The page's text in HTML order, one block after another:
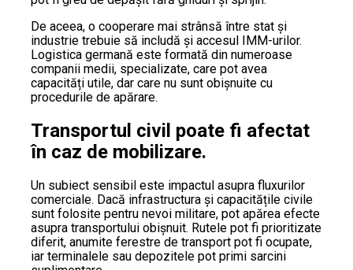
De aceea, o cooperare mai strânsă între stat și
industrie trebuie să includă și accesul IMM-urilor.
Logistica germană este formată din numeroase
companii medii, specializate, care pot avea
capacități utile, dar care nu sunt obișnuite cu
procedurile de apărare.
Transportul civil poate fi afectat
în caz de mobilizare.
Un subiect sensibil este impactul asupra fluxurilor
comerciale. Dacă infrastructura și capacitățile civile
sunt folosite pentru nevoi militare, pot apărea efecte
asupra transportului obișnuit. Rutele pot fi prioritizate
diferit, anumite ferestre de transport pot fi ocupate,
iar terminalele sau depozitele pot primi sarcini